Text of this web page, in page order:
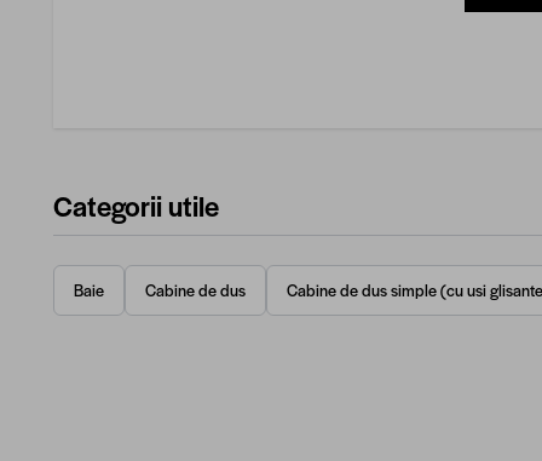
Categorii utile
Baie Cabine de dus Cabine de dus simple (cu usi